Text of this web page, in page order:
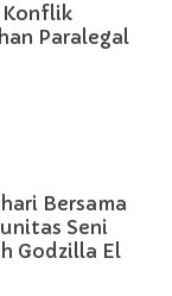
Konflik
Paralegal
Bersama
Seni
Godzilla El